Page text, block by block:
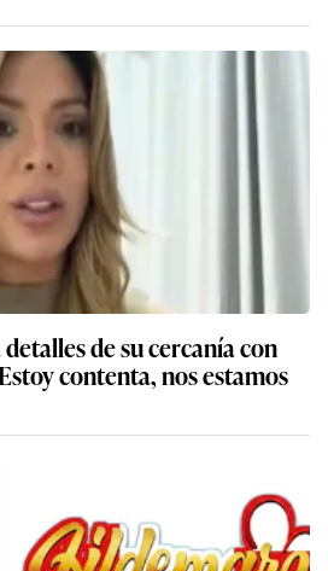
de su cercanía con
contenta, nos estamos